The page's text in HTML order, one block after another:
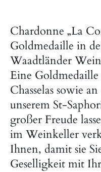
Chardonne „La
Goldmedaille in
Waadtländer
Eine
Chasselas sowie
unserem St-
großer Freude
im Weinkeller
Ihnen, damit sie
Geselligkeit mit